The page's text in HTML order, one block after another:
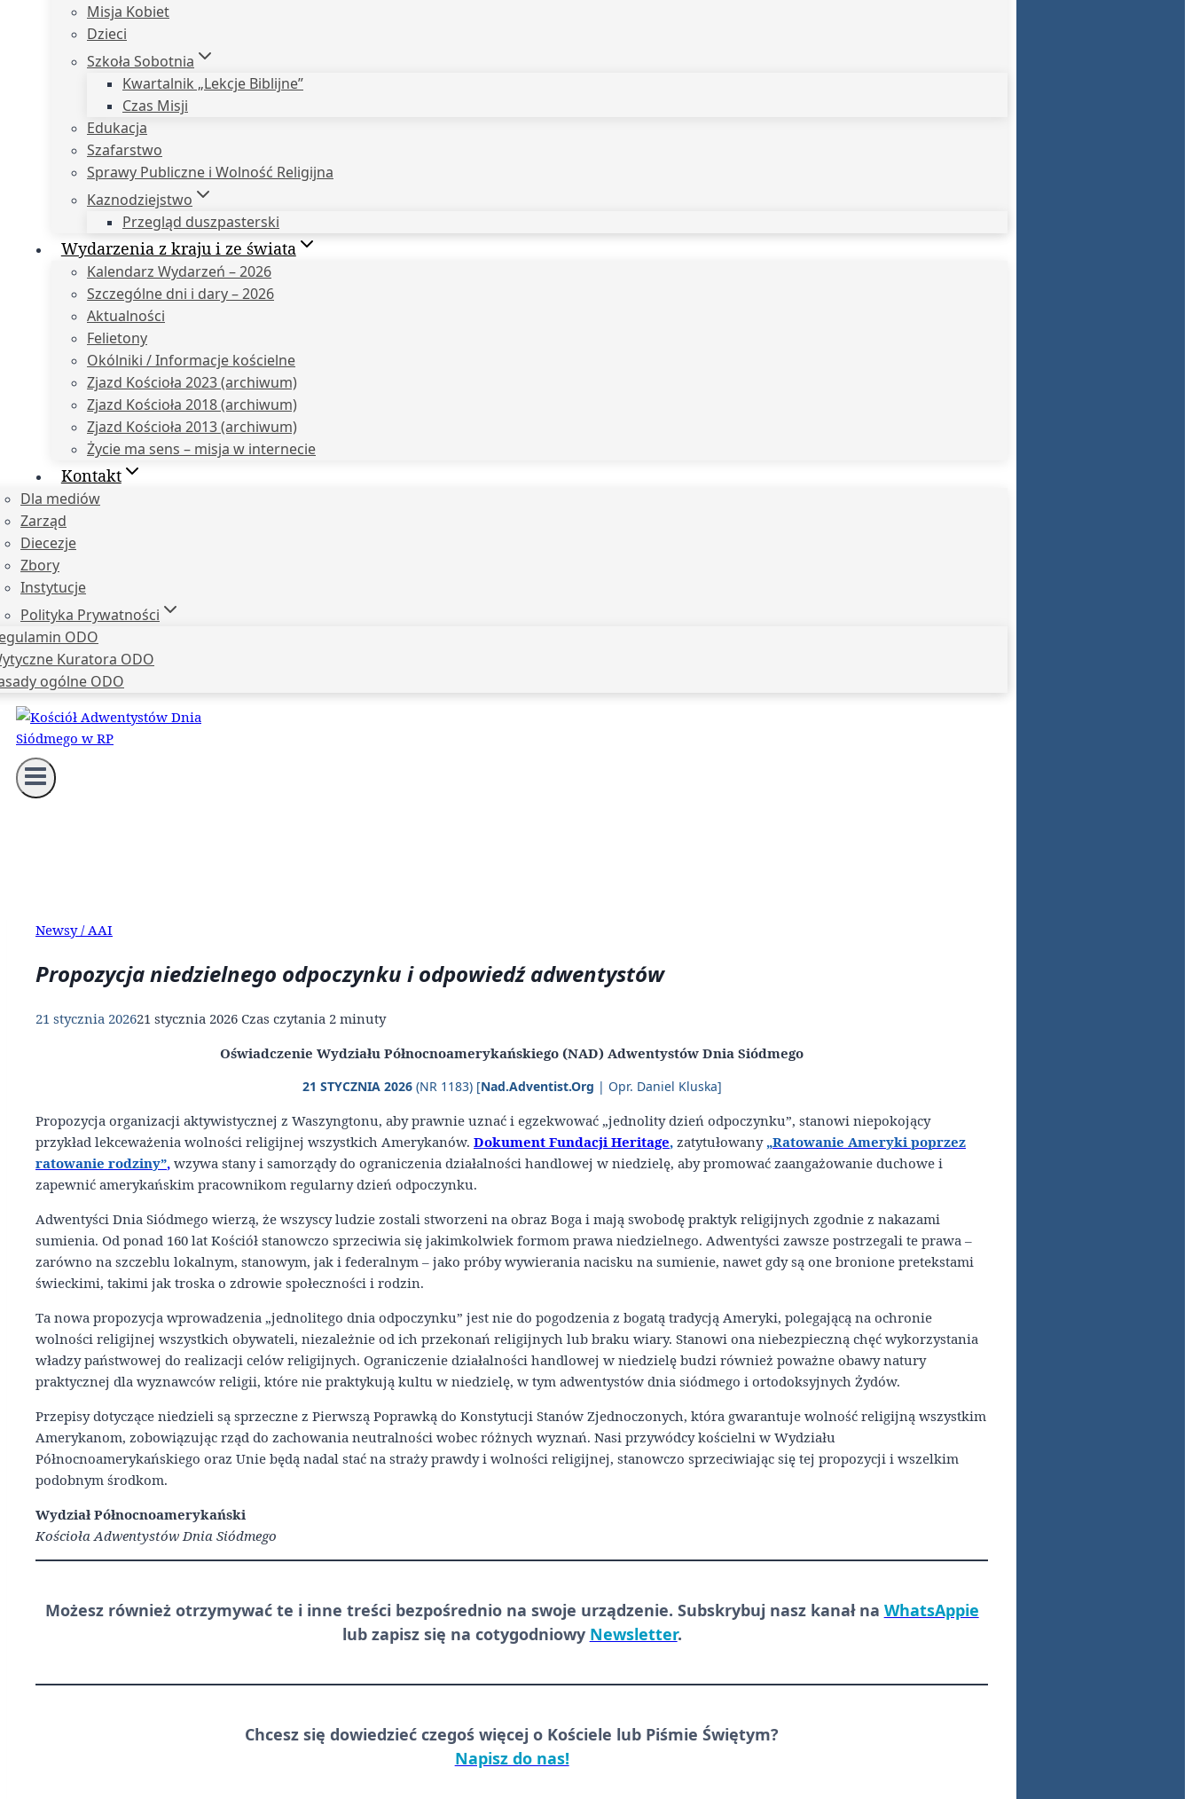
Misja Kobiet
Dzieci
Szkoła Sobotnia
Kwartalnik „Lekcje Biblijne”
Czas Misji
Edukacja
Szafarstwo
Sprawy Publiczne i Wolność Religijna
Kaznodziejstwo
Przegląd duszpasterski
Wydarzenia z kraju i ze świata
Kalendarz Wydarzeń – 2026
Szczególne dni i dary – 2026
Aktualności
Felietony
Okólniki / Informacje kościelne
Zjazd Kościoła 2023 (archiwum)
Zjazd Kościoła 2018 (archiwum)
Zjazd Kościoła 2013 (archiwum)
Życie ma sens – misja w internecie
Kontakt
Dla mediów
Zarząd
Diecezje
Zbory
Instytucje
Polityka Prywatności
ODO
Kuratora ODO
ogólne ODO
Newsy / AAI
Propozycja niedzielnego odpoczynku i odpowiedź adwentystów
21 stycznia 202621 stycznia 2026 Czas czytania 2 minuty
Oświadczenie Wydziału Północnoamerykańskiego (NAD) Adwentystów Dnia Siódmego
21 STYCZNIA 2026(NR 1183) [Nad.Adventist.Org | Opr. Daniel Kluska]
Propozycja organizacji aktywistycznej z Waszyngtonu, aby prawnie uznać i egzekwować „jednolity dzień odpoczynku”, stanowi niepokojący
przykład lekceważenia wolności religijnej wszystkich Amerykanów. Dokument Fundacji Heritage, zatytułowany „Ratowanie Ameryki poprzez
ratowanie rodziny”, wzywa stany i samorządy do ograniczenia działalności handlowej w niedzielę, aby promować zaangażowanie duchowe i
zapewnić amerykańskim pracownikom regularny dzień odpoczynku.
Adwentyści Dnia Siódmego wierzą, że wszyscy ludzie zostali stworzeni na obraz Boga i mają swobodę praktyk religijnych zgodnie z nakazami
sumienia. Od ponad 160 lat Kościół stanowczo sprzeciwia się jakimkolwiek formom prawa niedzielnego. Adwentyści zawsze postrzegali te prawa –
zarówno na szczeblu lokalnym, stanowym, jak i federalnym – jako próby wywierania nacisku na sumienie, nawet gdy są one bronione pretekstami
świeckimi, takimi jak troska o zdrowie społeczności i rodzin.
Ta nowa propozycja wprowadzenia „jednolitego dnia odpoczynku” jest nie do pogodzenia z bogatą tradycją Ameryki, polegającą na ochronie
wolności religijnej wszystkich obywateli, niezależnie od ich przekonań religijnych lub braku wiary. Stanowi ona niebezpieczną chęć wykorzystania
władzy państwowej do realizacji celów religijnych. Ograniczenie działalności handlowej w niedzielę budzi również poważne obawy natury
praktycznej dla wyznawców religii, które nie praktykują kultu w niedzielę, w tym adwentystów dnia siódmego i ortodoksyjnych Żydów.
Przepisy dotyczące niedzieli są sprzeczne z Pierwszą Poprawką do Konstytucji Stanów Zjednoczonych, która gwarantuje wolność religijną wszystkim
Amerykanom, zobowiązując rząd do zachowania neutralności wobec różnych wyznań. Nasi przywódcy kościelni w Wydziału
Północnoamerykańskiego oraz Unie będą nadal stać na straży prawdy i wolności religijnej, stanowczo sprzeciwiając się tej propozycji i wszelkim
podobnym środkom.
Wydział Północnoamerykański
Kościoła Adwentystów Dnia Siódmego
Możesz również otrzymywać te i inne treści bezpośredniona swoje urządzenie. Subskrybuj nasz kanał na WhatsAppie
lub zapisz się na cotygodniowy Newsletter.
Chcesz się dowiedzieć czegoś więcej o Kościele lub Piśmie Świętym?
Napisz do nas!